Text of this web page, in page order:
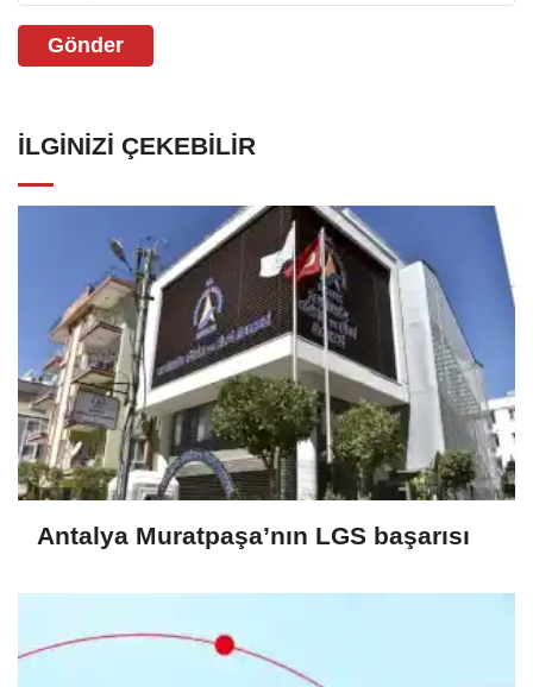
Gönder
İLGINIZI ÇEKEBILIR
Antalya Muratpaşa’nın LGS başarısı